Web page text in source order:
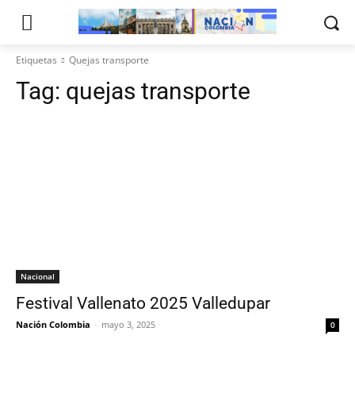
Etiquetas Quejas transporte
Tag: quejas transporte
Nacional
Festival Vallenato 2025 Valledupar
Nación Colombia - mayo 3, 2025 0